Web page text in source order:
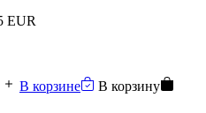
EUR
В корзине В корзину